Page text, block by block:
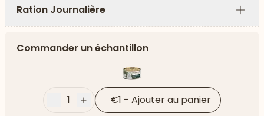
Ration Journalière
Plus
Commander un échantillon
Moins
1 Plus €1 - Ajouter au panier